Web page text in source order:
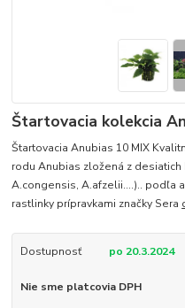
Štartovacia kolekcia
Štartovacia Anubias 10 MIX
rodu Anubias zložená z
A.congensis, A.afzelii....).. podľa
rastlinky prípravkami značky Sera
Dostupnosť po 20.3.2024
Nie sme platcovia DPH